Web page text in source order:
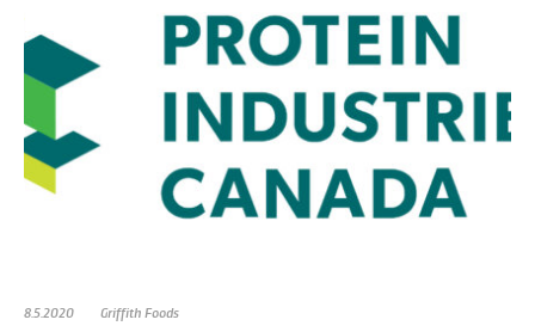
8.5.2020 Griffith Foods